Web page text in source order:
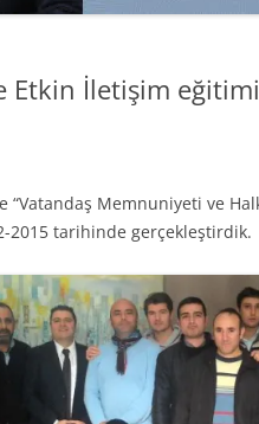
Etkin İletişim
“Vatandaş Memnuniyeti ve
2015 tarihinde gerçekleştirdik.